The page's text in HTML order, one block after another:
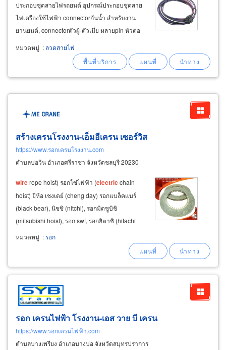
ประกอบชุดสายไฟรถยนต์ อุปกรณ์ประกอบชุดสาย
ไฟเครื่องใช้ไฟฟ้า connectorกันน้ำ สำหรับงาน
ยานยนต์, connectorตัวผู้-ตัวเมีย หลายpin หัวต่อ
สาย หางปลา terminal แบบต่างๆ และขนาดต่างๆ
สายไฟมาตรฐาน ul1007, ul1015, av, avss สาย
ไฟมัลติคอร์(multi-corewire
หมวดหมู่ : ลวดสายไฟ
สร้างเครนโรงงาน-เอ็มอีเครน เซอร์วิส
https://www.รอกเครนโรงงาน.com
ตำบลบ่อวิน อำเภอศรีราชา จังหวัดชลบุรี 20230
wirerope hoist) รอกโซ่ไฟฟ้า (electric chain
hoist) ยี่ห้อ เชงเดย์ (cheng day) รอกแบล็คแบร์
(black bear), นิชชิ (nitchi), รอกมิตซูบิชิ
(mitsubishi hoist), รอก swf, รอกฮิตาชิ (hitachi
hoist) ขนาดยกน้ำหนัก 0.5 ตัน ถึง 50 ตัน พร้อม
หมวดหมู่ :รอก
รอก เครนไฟฟ้า โรงงาน-เอส วาย บี เครน
https://www.รอกเครนไฟฟ้า.com
ตำบลบางเพรียง อำเภอบางบ่อ จังหวัดสมุทรปราการ